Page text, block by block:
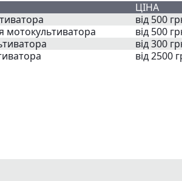
ЦІНА
від 500
мотокультиватора
від 500
від 300
від 2500